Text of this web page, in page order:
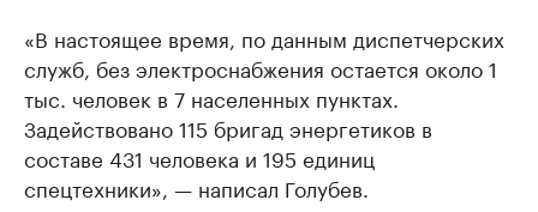
«В настоящее время, по данным диспетчерских
служб, без электроснабжения остается около 1
тыс. человек в 7 населенных пунктах.
Задействовано 115 бригад энергетиков в
составе 431 человека и 195 единиц
спецтехники», — написал Голубев.